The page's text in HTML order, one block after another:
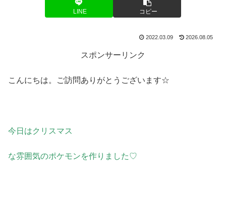
LINE コピー
2022.03.09 2026.08.05
スポンサーリンク
こんにちは。ご訪問ありがとうございます☆
今日はクリスマス
な雰囲気のポケモンを作りました♡